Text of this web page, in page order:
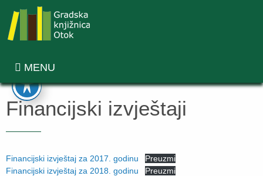
MENU
Financijski izvještaji
Financijski izvještaj za 2017. godinu
Preuzmi
Financijski izvještaj za 2018. godinu
Preuzmi